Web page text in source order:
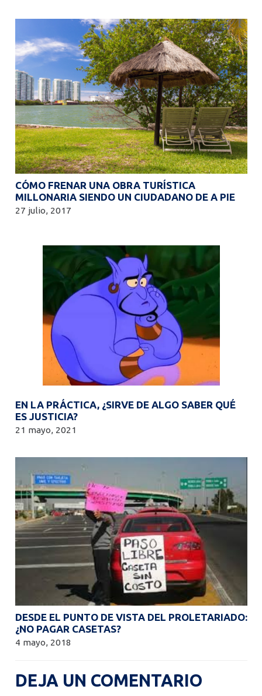
CÓMO FRENAR UNA OBRA TURÍSTICA
MILLONARIA SIENDO UN CIUDADANO DE A PIE
27 julio, 2017
EN LA PRÁCTICA, ¿SIRVE DE ALGO SABER QUÉ
ES JUSTICIA?
21 mayo, 2021
DESDE EL PUNTO DE VISTA DEL PROLETARIADO:
¿NO PAGAR CASETAS?
4 mayo, 2018
DEJA UN COMENTARIO